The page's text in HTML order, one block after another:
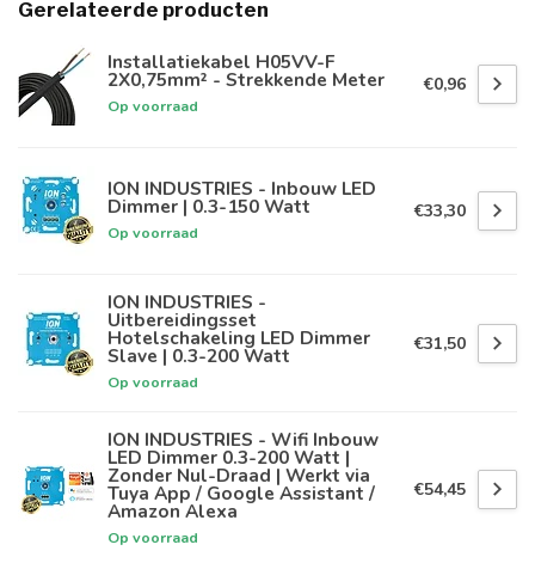
Gerelateerde producten
Installatiekabel H05VV-F
2X0,75mm² - Strekkende Meter
Op voorraad
€0,96
ION INDUSTRIES - Inbouw LED
Dimmer | 0.3-150 Watt
Op voorraad
€33,30
ION INDUSTRIES -
Uitbereidingsset
Hotelschakeling LED Dimmer
Slave | 0.3-200 Watt
Op voorraad
€31,50
ION INDUSTRIES - Wifi Inbouw
LED Dimmer 0.3-200 Watt |
Zonder Nul-Draad | Werkt via
Tuya App / Google Assistant /
Amazon Alexa
Op voorraad
€54,45